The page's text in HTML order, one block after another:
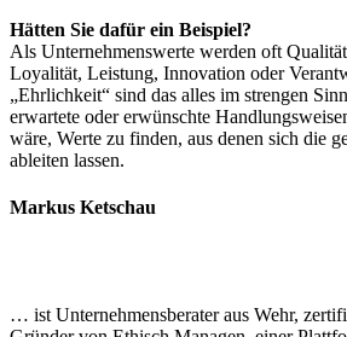
Hätten Sie dafür ein Beispiel?
Als Unternehmenswerte werden oft
Loyalität, Leistung, Innovation oder
„Ehrlichkeit“ sind das alles im strengen
erwartete oder erwünschte
wäre, Werte zu finden, aus denen sich die
ableiten lassen.
Markus Ketschau
… ist Unternehmensberater aus Wehr,